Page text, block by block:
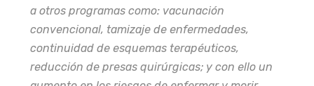
a otros programas como: vacunación
convencional, tamizaje de enfermedades,
continuidad de esquemas terapéuticos,
reducción de presas quirúrgicas; y con ello un